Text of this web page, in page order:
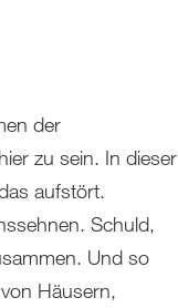
der
zu sein. In dieser
aufstört.
Schuld,
Und so
Häusern,